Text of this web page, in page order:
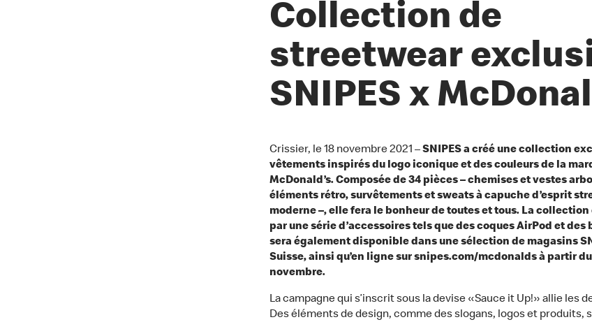
Collection de
streetwear
SNIPES x
Crissier, le 18 novembre 2021 –SNIPES a créé une collection
vêtements inspirés du logo iconique et des couleurs de la
McDonald’s. Composée de 34 pièces – chemises et vestes
éléments rétro, survêtements et sweats à capuche d’esprit
moderne –, elle fera le bonheur de toutes et tous. La
par une série d’accessoires tels que des coques AirPod et des
sera également disponible dans une sélection de magasins
Suisse, ainsi qu’en ligne sur snipes.com/mcdonalds à partir
novembre.
La campagne qui s’inscrit sous la devise «Sauce it Up!» allie les
Des éléments de design, comme des slogans, logos et produits,